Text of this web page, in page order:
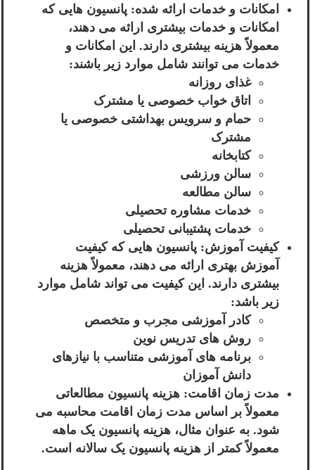
امکانات و خدمات ارائه شده: پانسیون هایی که
امکانات و خدمات بیشتری ارائه می دهند،
معمولاً هزینه بیشتری دارند. این امکانات و
خدمات می توانند شامل موارد زیر باشند:
غذای روزانه
اتاق خواب خصوصی یا مشترک
حمام و سرویس بهداشتی خصوصی یا
مشترک
کتابخانه
سالن ورزشی
سالن مطالعه
خدمات مشاوره تحصیلی
خدمات پشتیبانی تحصیلی
کیفیت آموزش: پانسیون هایی که کیفیت
آموزش بهتری ارائه می دهند، معمولاً هزینه
بیشتری دارند. این کیفیت می تواند شامل موارد
زیر باشد:
کادر آموزشی مجرب و متخصص
روش های تدریس نوین
برنامه های آموزشی متناسب با نیازهای
دانش آموزان
مدت زمان اقامت: هزینه پانسیون مطالعاتی
معمولاً بر اساس مدت زمان اقامت محاسبه می
شود. به عنوان مثال، هزینه پانسیون یک ماهه
معمولاً کمتر از هزینه پانسیون یک سالانه است.